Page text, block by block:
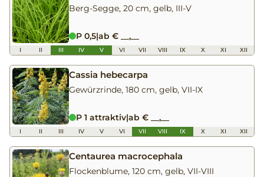
Berg-Segge, 20 cm, gelb, III-V
P 0,5|ab € __,__
I II III IV V VI VII VIII IX X XI XII
Cassia hebecarpa
Gewürzrinde, 180 cm, gelb, VII-IX
P 1 attraktiv|ab € __,__
I II III IV V VI VII VIII IX X XI XII
Centaurea macrocephala
Flockenblume, 120 cm, gelb, VII-VIII